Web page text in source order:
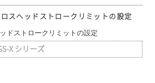
ロスヘッドストロークリミットの設定
ドストロークリミットの設定
X シリーズ
customize your cookie settings on our